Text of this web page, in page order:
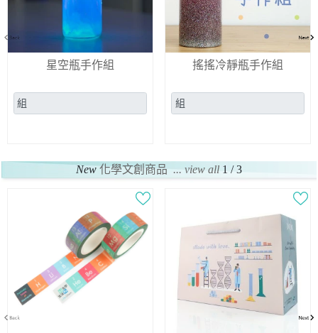
星空瓶手作組 搖搖冷靜瓶手作組
New 化學文創商品 ... view all 1 / 3